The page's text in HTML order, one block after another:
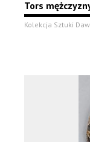
Tors
Kolekcja Sztuki